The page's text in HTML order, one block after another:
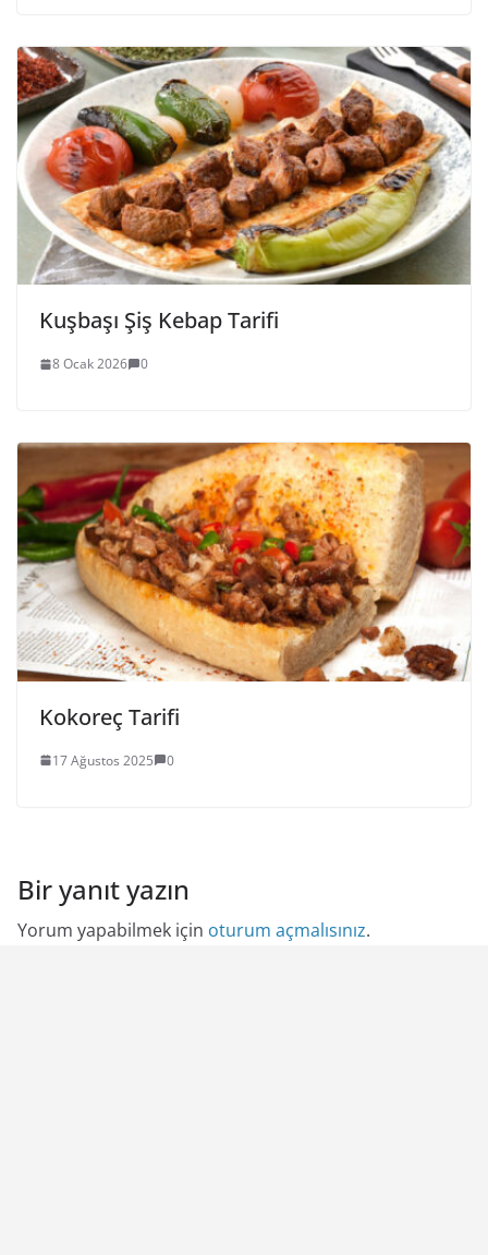
Kuşbaşı Şiş Kebap Tarifi
8 Ocak 2026 0
Kokoreç Tarifi
17 Ağustos 2025 0
Bir yanıt yazın
Yorum yapabilmek için oturum açmalısınız.